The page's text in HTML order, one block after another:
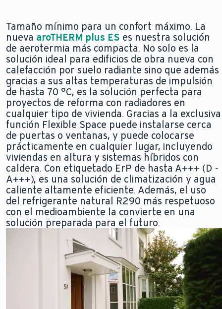
Tamaño mínimo para un confort máximo. La
nueva aroTHERM plus ES es nuestra solución
de aerotermia más compacta. No solo es la
solución ideal para edificios de obra nueva con
calefacción por suelo radiante sino que además
gracias a sus altas temperaturas de impulsión
de hasta 70 °C, es la solución perfecta para
proyectos de reforma con radiadores en
cualquier tipo de vivienda. Gracias a la exclusiva
función Flexible Space puede instalarse cerca
de puertas o ventanas, y puede colocarse
prácticamente en cualquier lugar, incluyendo
viviendas en altura y sistemas híbridos con
caldera. Con etiquetado ErP de hasta A+++ (D -
A+++), es una solución de climatización y agua
caliente altamente eficiente. Además, el uso
del refrigerante natural R290 más respetuoso
con el medioambiente la convierte en una
solución preparada para el futuro.